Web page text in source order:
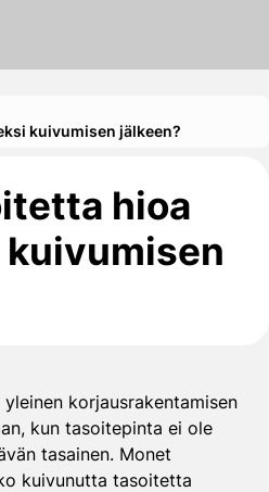
kuivumisen jälkeen?
hioa
korjausrakentamisen
kun tasoitepinta ei ole
tasainen. Monet
kuivunutta tasoitetta